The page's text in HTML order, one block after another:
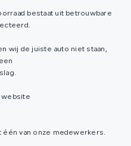
bestaat uit betrouwbare
wij de juiste auto niet staan,
website
van onze medewerkers.